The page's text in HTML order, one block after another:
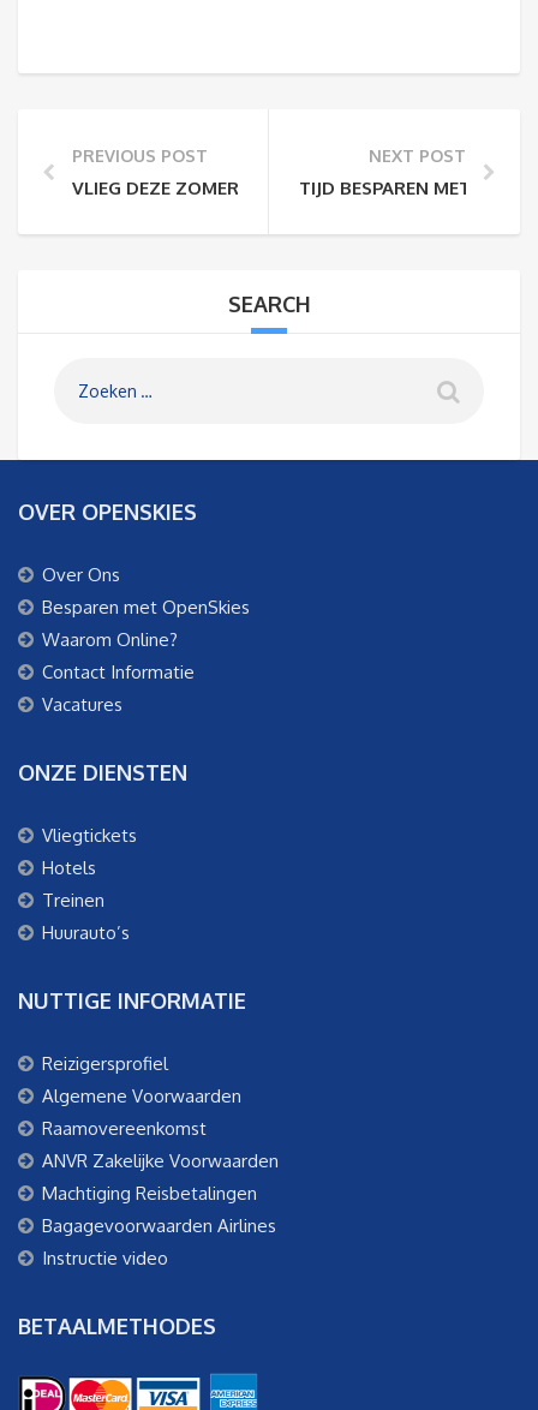
PREVIOUS POST
VLIEG DEZE ZOMER NAAR DE OLYMPISCHE STAD
NEXT POST
TIJD BESPAREN MET
SEARCH
OVER OPENSKIES
Over Ons
Besparen met OpenSkies
Waarom Online?
Contact Informatie
Vacatures
ONZE DIENSTEN
Vliegtickets
Hotels
Treinen
Huurauto’s
NUTTIGE INFORMATIE
Reizigersprofiel
Algemene Voorwaarden
Raamovereenkomst
ANVR Zakelijke Voorwaarden
Machtiging Reisbetalingen
Bagagevoorwaarden Airlines
Instructie video
BETAALMETHODES